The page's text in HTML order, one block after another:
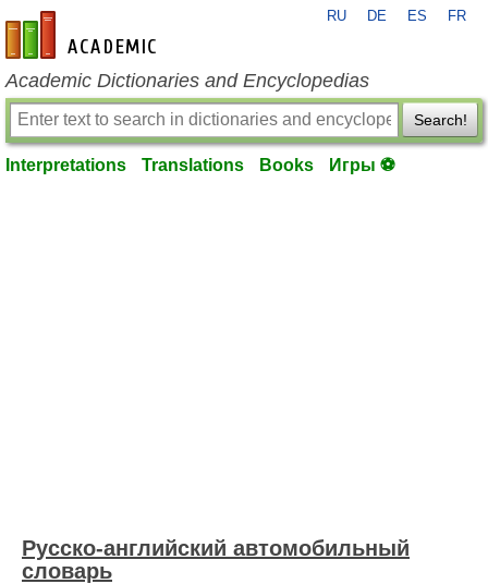
en-academic.com
RU DE ES FR
Academic Dictionaries and Encyclopedias
Search!
Interpretations Translations Books Игры ⚽
Русско-английский автомобильный
словарь